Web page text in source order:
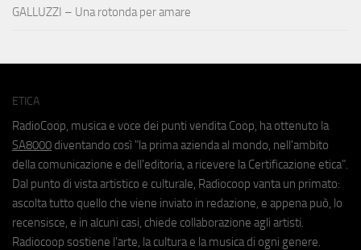
GALLUZZI – Una rotonda per amare
ETICA
RadioCoop, musica e voce dei punti vendita Coop, ha ottenuto la
SA8000 diventando così "la prima azienda al mondo, nell'ambito
della comunicazione e dell'editoria, a ricevere la Certificazione etica".
Dal punto di vista artistico e culturale, Radiocoop vanta un primato:
ascolta tutto quello che viene inviato in redazione, e appena può, lo
recensisce, e in alcuni casi, chiede collaborazione agli artisti.
Radiocoop sostiene l'arte, la cultura e la musica di ogni genere.